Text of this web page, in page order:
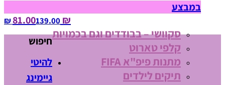
במבצע
₪ 81.00
139.00‏ ₪
סקוושי – בבודדים וגם בכמויות
קלפי טארוט
מתנות פיפ"א FIFA
תיקים לילדים
חיפוש
להיטי
גיימינג